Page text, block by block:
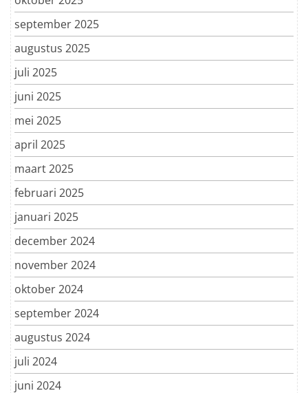
september 2025
augustus 2025
juli 2025
juni 2025
mei 2025
april 2025
maart 2025
februari 2025
januari 2025
december 2024
november 2024
oktober 2024
september 2024
augustus 2024
juli 2024
juni 2024